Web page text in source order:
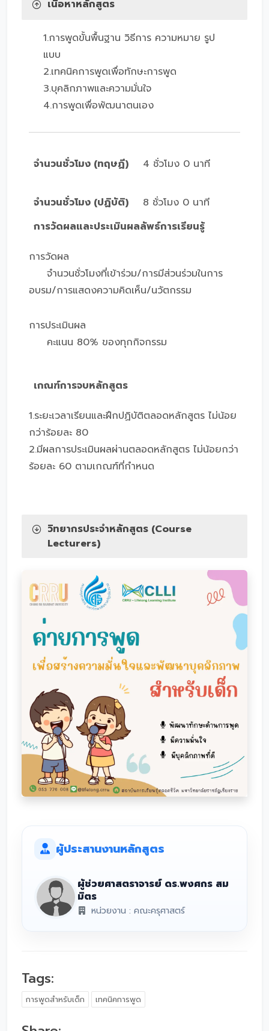
เนื้อหาหลักสูตร
1.การพูดขั้นพื้นฐาน วิธีการ ความหมาย รูป
แบบ
2.เทคนิคการพูดเพื่อทักษะการพูด
3.บุคลิกภาพและความมั่นใจ
4.การพูดเพื่อพัฒนาตนเอง
จำนวนชั่วโมง (ทฤษฏี) 4 ชั่วโมง 0 นาที
จำนวนชั่วโมง (ปฏิบัติ)
8 ชั่วโมง 0 นาที
การวัดผลและประเมินผลลัพธ์การเรียนรู้
การวัดผล
จำนวนชั่วโมงที่เข้าร่วม/การมีส่วนร่วมในการ
อบรม/การแสดงความคิดเห็น/นวัตกรรม
การประเมินผล
คะแนน 80% ของทุกกิจกรรม
เกณฑ์การจบหลักสูตร
1.ระยะเวลาเรียนและฝึกปฏิบัติตลอดหลักสูตร ไม่น้อย
กว่าร้อยละ 80
2.มีผลการประเมินผลผ่านตลอดหลักสูตร ไม่น้อยกว่า
ร้อยละ 60 ตามเกณฑ์ที่กำหนด
วิทยากรประจำหลักสูตร (Course
Lecturers)
ผู้ประสานงานหลักสูตร
ผู้ช่วยศาสตราจารย์ ดร.พงศกร สม
มิตร
หน่วยงาน : คณะครุศาสตร์
Tags:
การพูดสำหรับเด็ก เทคนิคการพูด